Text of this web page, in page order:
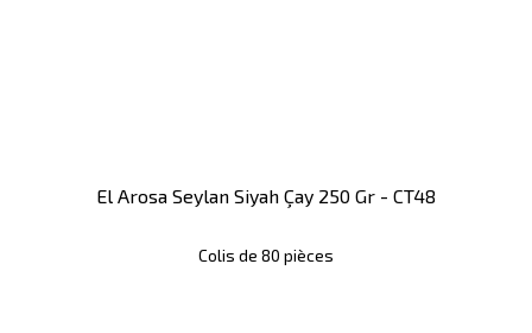
El Arosa Seylan Siyah Çay 250 Gr - CT48
Colis de 80 pièces